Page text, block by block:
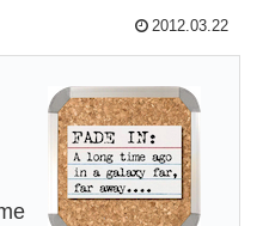
2012.03.22